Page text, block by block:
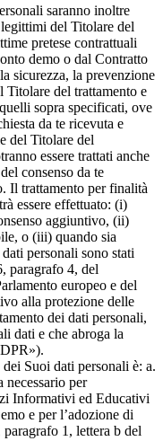
saranno inoltre
del Titolare del
pretese contrattuali
demo o dal Contratto
sicurezza, la prevenzione
del trattamento e
sopra specificati, ove
da te ricevuta e
del Titolare del
essere trattati anche
consenso da te
Il trattamento per finalità
essere effettuato: (i)
aggiuntivo, (ii)
o (iii) quando sia
personali sono stati
paragrafo 4, del
europeo e del
alla protezione delle
dei dati personali,
dati e che abroga la
Suoi dati personali è: a.
necessario per
Informativi ed Educativi
e per l’adozione di
1, lettera b del